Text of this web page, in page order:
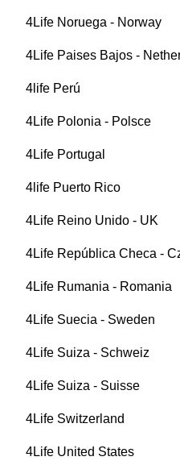
4Life Noruega - Norway
4Life Paises Bajos -
4life Perú
4Life Polonia - Polsce
4Life Portugal
4life Puerto Rico
4Life Reino Unido - UK
4Life República Checa -
4Life Rumania - Romania
4Life Suecia - Sweden
4Life Suiza - Schweiz
4Life Suiza - Suisse
4Life Switzerland
4Life United States